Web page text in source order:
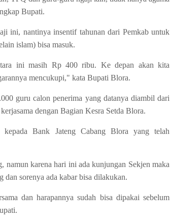
Bupati.
ini, nantinya insentif tahunan dari Pemkab untuk
islam) bisa masuk.
ini masih Rp 400 ribu. Ke depan akan kita
mencukupi," kata Bupati Blora.
guru calon penerima yang datanya diambil dari
dengan Bagian Kesra Setda Blora.
kepada Bank Jateng Cabang Blora yang telah
namun karena hari ini ada kunjungan Sekjen maka
sorenya ada kabar bisa dilakukan.
dan harapannya sudah bisa dipakai sebelum